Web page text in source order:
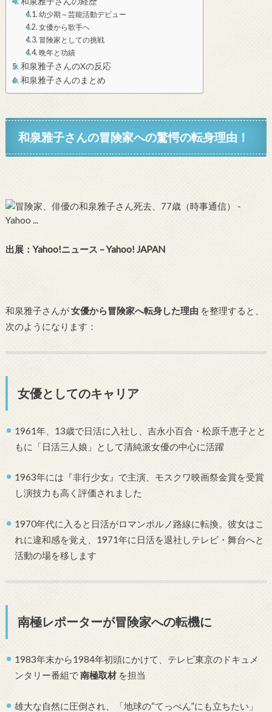
幼少期～芸能活動デビュー
女優から歌手へ
冒険家としての挑戦
晩年と功績
和泉雅子さんのXの反応
和泉雅子さんのまとめ
和泉雅子さんの冒険家への驚愕の転身理由！
出展：Yahoo!ニュース – Yahoo! JAPAN
和泉雅子さんが女優から冒険家へ転身した理由を整理すると、
次のようになります：
女優としてのキャリア
1961年、13歳で日活に入社し、吉永小百合・松原千恵子とと
もに「日活三人娘」として清純派女優の中心に活躍
1963年には『非行少女』で主演、モスクワ映画祭金賞を受賞
し演技力も高く評価されました
1970年代に入ると日活がロマンポルノ路線に転換。彼女はこ
れに違和感を覚え、1971年に日活を退社しテレビ・舞台へと
活動の場を移します
南極レポーターが冒険家への転機に
1983年末から1984年初頭にかけて、テレビ東京のドキュメ
ンタリー番組で南極取材 を担当
雄大な自然に圧倒され、「地球の“てっぺん”にも立ちたい」